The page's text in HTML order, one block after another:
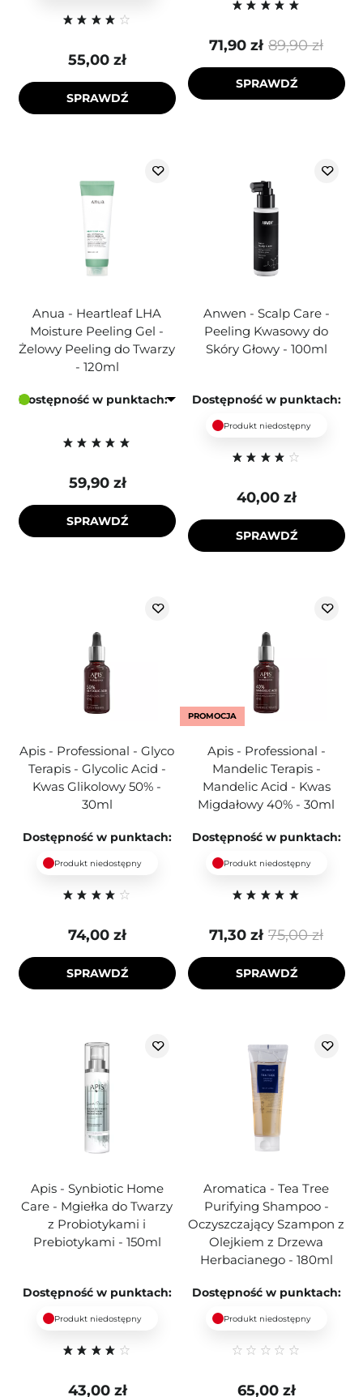
55,00 zł
SPRAWDŹ
89,90 zł
71,90 zł
SPRAWDŹ
Anua - Heartleaf LHA
Moisture Peeling Gel -
Żelowy Peeling do Twarzy
- 120ml
Dostępność w punktach:
59,90 zł
SPRAWDŹ
Anwen - Scalp Care -
Peeling Kwasowy do
Skóry Głowy - 100ml
Dostępność w punktach:
Produkt niedostępny
40,00 zł
SPRAWDŹ
Apis - Professional - Glyco
Terapis - Glycolic Acid -
Kwas Glikolowy 50% -
30ml
Dostępność w punktach:
Produkt niedostępny
74,00 zł
SPRAWDŹ
PROMOCJA
Apis - Professional -
Mandelic Terapis -
Mandelic Acid - Kwas
Migdałowy 40% - 30ml
Dostępność w punktach:
Produkt niedostępny
75,00 zł
71,30 zł
SPRAWDŹ
Apis - Synbiotic Home
Care - Mgiełka do Twarzy
z Probiotykami i
Prebiotykami - 150ml
Dostępność w punktach:
Produkt niedostępny
43,00 zł
Aromatica - Tea Tree
Purifying Shampoo -
Oczyszczający Szampon z
Olejkiem z Drzewa
Herbacianego - 180ml
Dostępność w punktach:
Produkt niedostępny
65,00 zł